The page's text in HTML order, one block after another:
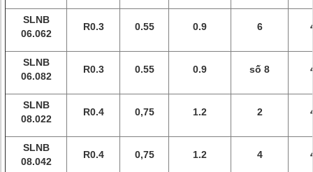
SLNB
06.062
R0.3 0.55 0.9 6
SLNB
06.082
R0.3 0.55 0.9 số 8
SLNB
08.022
R0.4 0,75 1.2 2
SLNB
08.042
R0.4 0,75 1.2 4